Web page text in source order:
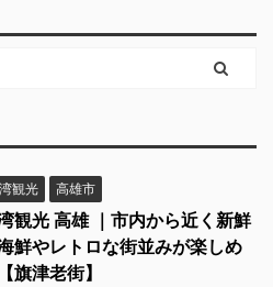
観光 高雄市
観光 高雄 ｜市内から近く新鮮
鮮やレトロな街並みが楽しめ
旗津老街】